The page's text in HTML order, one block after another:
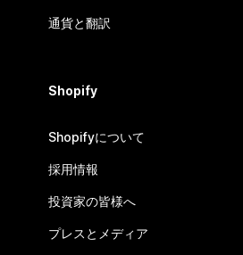
通貨と翻訳
Shopify
Shopifyについて
採用情報
投資家の皆様へ
プレスとメディア